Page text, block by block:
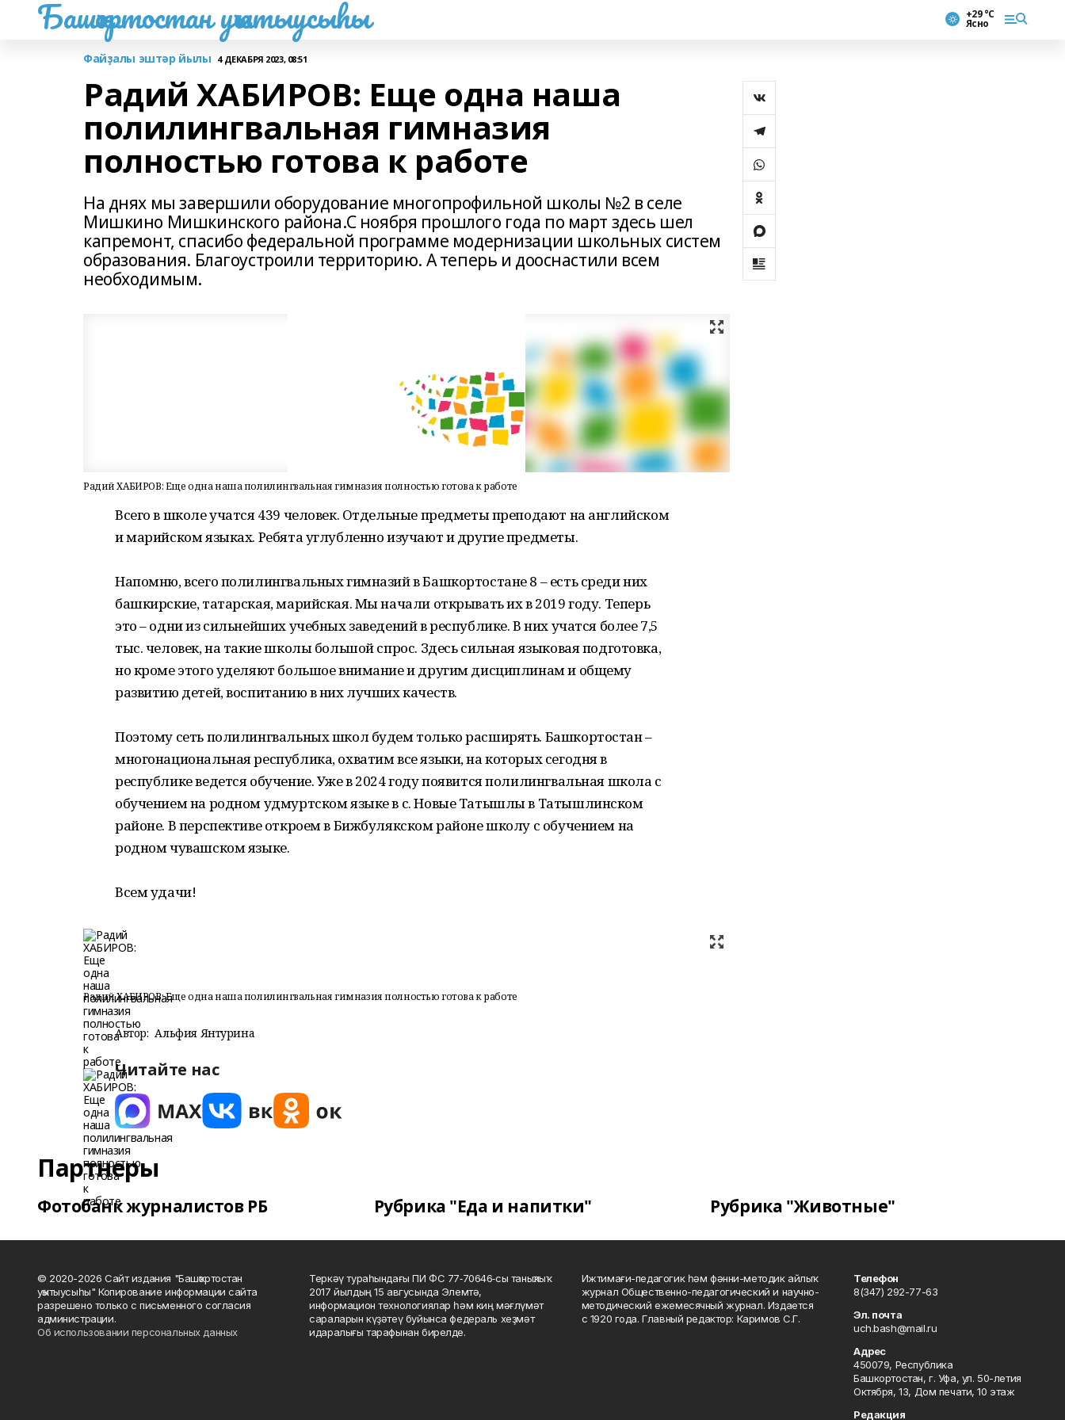
Башҡортостан уҡытыусыһы +29 °С
Ясно
Файҙалы эштәр йылы 4 ДЕКАБРЯ 2023, 08:51
Радий ХАБИРОВ: Еще одна наша
полилингвальная гимназия
полностью готова к работе
На днях мы завершили оборудование многопрофильной школы №2 в селе
Мишкино Мишкинского района.С ноября прошлого года по март здесь шел
капремонт, спасибо федеральной программе модернизации школьных систем
образования. Благоустроили территорию. А теперь и дооснастили всем
необходимым.
Радий ХАБИРОВ: Еще одна наша полилингвальная гимназия полностью готова к работе
Всего в школе учатся 439 человек. Отдельные предметы преподают на английском
и марийском языках. Ребята углубленно изучают и другие предметы.
Напомню, всего полилингвальных гимназий в Башкортостане 8 – есть среди них
башкирские, татарская, марийская. Мы начали открывать их в 2019 году. Теперь
это – одни из сильнейших учебных заведений в республике. В них учатся более 7,5
тыс. человек, на такие школы большой спрос. Здесь сильная языковая подготовка,
но кроме этого уделяют большое внимание и другим дисциплинам и общему
развитию детей, воспитанию в них лучших качеств.
Поэтому сеть полилингвальных школ будем только расширять. Башкортостан –
многонациональная республика, охватим все языки, на которых сегодня в
республике ведется обучение. Уже в 2024 году появится полилингвальная школа с
обучением на родном удмуртском языке в с. Новые Татышлы в Татышлинском
районе. В перспективе откроем в Бижбулякском районе школу с обучением на
родном чувашском языке.
Всем удачи!
Радий ХАБИРОВ: Еще одна наша полилингвальная гимназия полностью готова к работе
Автор: Альфия Янтурина
Читайте нас
Партнеры
Фотобанк журналистов РБ Рубрика "Еда и напитки" Рубрика "Животные"
© 2020-2026 Сайт издания "Башҡортостан
уҡытыусыһы" Копирование информации сайта
разрешено только с письменного согласия
администрации.
Об использовании персональных данных
Теркәү тураһындағы ПИ ФС 77‑70646‑сы таныҡлыҡ
2017 йылдың 15 авгусында Элемтә,
информацион технологиялар һәм киң мәғлүмәт
сараларын күҙәтеү буйынса федераль хеҙмәт
идаралығы тарафынан бирелде.
Ижтимағи-педагогик һәм фәнни-методик айлыҡ
журнал Общественно-педагогический и научно-
методический ежемесячный журнал. Издается
с 1920 года. Главный редактор: Каримов С.Г.
Телефон
8(347) 292-77-63
Эл. почта
uch.bash@mail.ru
Адрес
450079, Республика
Башкортостан, г. Уфа, ул. 50-летия
Октября, 13, Дом печати, 10 этаж
Редакция